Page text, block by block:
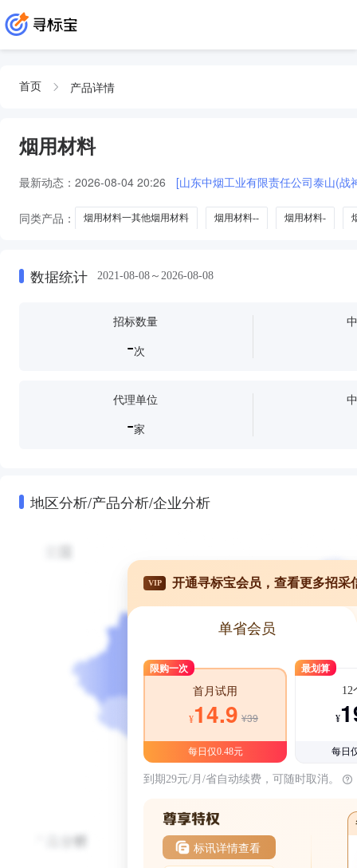
首页 产品详情
烟用材料
最新动态： 2026-08-04 20:26 [山东中烟工业有限责任公司泰山(
同类产品： 烟用材料一其他烟用材料 烟用材料-- 烟用材料-
数据统计 2021-08-08～2026-08-08
招标数量
-次
代理单位
-家
地区分析/产品分析/企业分析
VIP 开通寻标宝会员，查看更多招采
单省会员
限购一次
首月试用
¥14.9 ¥39
每日仅0.48元
最划算
12
¥
每日
到期29元/月/省自动续费，可随时取消。
标讯详情查看